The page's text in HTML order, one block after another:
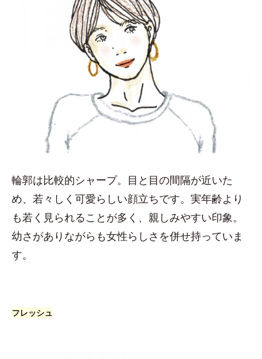
輪郭は比較的シャープ。目と目の間隔が近いた
め、若々しく可愛らしい顔立ちです。実年齢より
も若く見られることが多く、親しみやすい印象。
幼さがありながらも女性らしさを併せ持っていま
す。
フレッシュ